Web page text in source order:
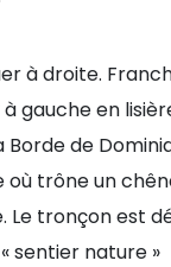
à droite.
gauche en
Borde de
où trône un
Le tronçon est
sentier nature »